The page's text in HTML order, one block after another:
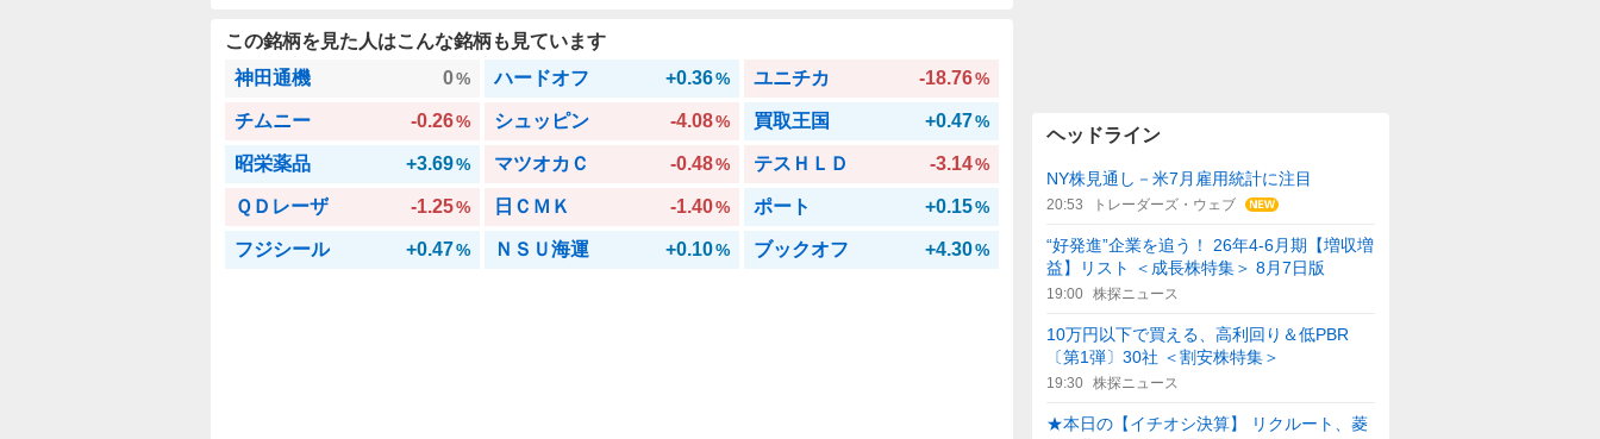
この銘柄を見た人はこんな銘柄も見ています
神田通機
0% ハードオフ +0.36% ユニチカ -18.76%
チムニー -0.26% シュッピン -4.08% 買取王国 +0.47%
昭栄薬品 +3.69% マツオカＣ -0.48% テスＨＬＤ -3.14%
ＱＤレーザ -1.25% 日ＣＭＫ -1.40% ポート +0.15%
フジシール +0.47% ＮＳＵ海運 +0.10% ブックオフ +4.30%
ヘッドライン
NY株見通し－米7月雇用統計に注目
20:53 トレーダーズ・ウェブ
“好発進”企業を追う！ 26年4-6月期【増収増
益】リスト ＜成長株特集＞ 8月7日版
19:00 株探ニュース
10万円以下で買える、高利回り＆低PBR
〔第1弾〕30社 ＜割安株特集＞
19:30 株探ニュース
★本日の【イチオシ決算】 リクルート、菱